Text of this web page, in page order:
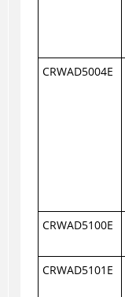
CRWAD5004E
CRWAD5100E
CRWAD5101E